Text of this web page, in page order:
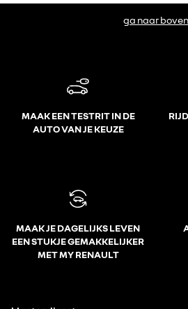
ga naar boven
MAAK EEN TESTRIT IN DE
AUTO VAN JE KEUZE
MAAK JE DAGELIJKS LEVEN
EEN STUKJE GEMAKKELIJKER
MET MY RENAULT